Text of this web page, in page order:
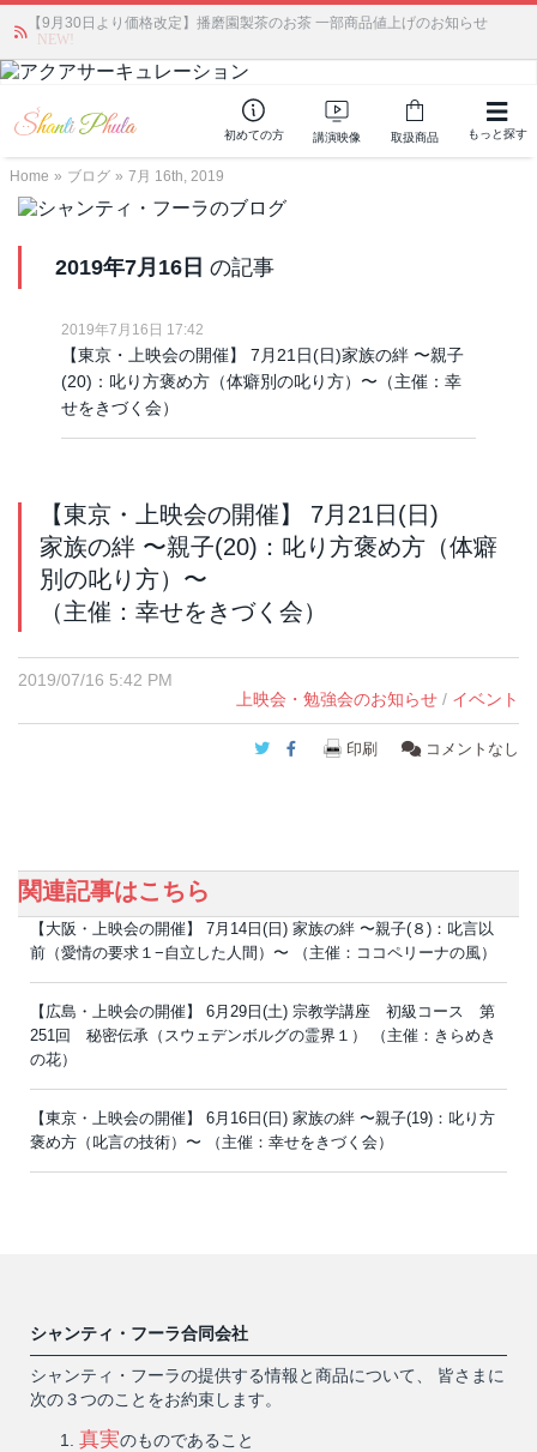
【9月30日より価格改定】播磨園製茶のお茶 一部商品値上げのお知らせ
NEW!
「みんなの備蓄・災害対策」 vol.4 〜断水・燃料不足・停電対策
初めての方 講演映像 取扱商品 もっと探す
Home » ブログ » 7月 16th, 2019
2019年7月16日 の記事
2019年7月16日 17:42
【東京・上映会の開催】 7月21日(日)家族の絆 〜親子
(20)：叱り方褒め方（体癖別の叱り方）〜（主催：幸
せをきづく会）
【東京・上映会の開催】 7月21日(日)
家族の絆 〜親子(20)：叱り方褒め方（体癖
別の叱り方）〜
（主催：幸せをきづく会）
2019/07/16 5:42 PM
上映会・勉強会のお知らせ / イベント
Twitter
Facebook
印刷 コメントなし
関連記事はこちら
【大阪・上映会の開催】 7月14日(日) 家族の絆 〜親子(８)：叱言以
前（愛情の要求１−自立した人間）〜 （主催：ココペリーナの風）
【広島・上映会の開催】 6月29日(土) 宗教学講座 初級コース 第
251回 秘密伝承（スウェデンボルグの霊界１） （主催：きらめき
の花）
【東京・上映会の開催】 6月16日(日) 家族の絆 〜親子(19)：叱り方
褒め方（叱言の技術）〜 （主催：幸せをきづく会）
シャンティ・フーラ合同会社
シャンティ・フーラの提供する情報と商品について、 皆さまに
次の３つのことをお約束します。
真実のものであること